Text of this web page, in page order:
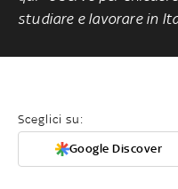
studiare e lavorare in
Sceglici su:
Google Discover